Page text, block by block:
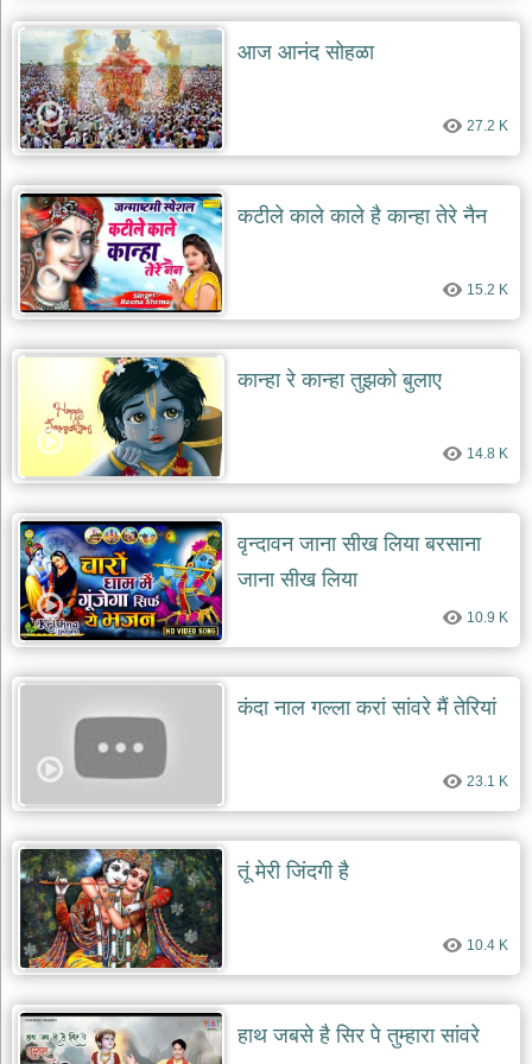
आज आनंद सोहळा
27.2 K
कटीले काले काले है कान्हा तेरे नैन
15.2 K
कान्हा रे कान्हा तुझको बुलाए
14.8 K
वृन्दावन जाना सीख लिया बरसाना
जाना सीख लिया
10.9 K
कंदा नाल गल्ला करां सांवरे मैं तेरियां
23.1 K
तूं मेरी जिंदगी है
10.4 K
हाथ जबसे है सिर पे तुम्हारा सांवरे